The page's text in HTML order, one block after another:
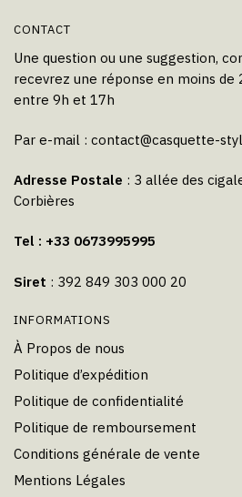
CONTACT
Une question ou une suggestion,
recevrez une réponse en moins de
entre 9h et 17h
Par e-mail : contact@casquette-
Adresse Postale : 3 allée des
Corbières
Tel : +33 0673995995
Siret : 392 849 303 000 20
INFORMATIONS
À Propos de nous
Politique d’expédition
Politique de confidentialité
Politique de remboursement
Conditions générale de vente
Mentions Légales